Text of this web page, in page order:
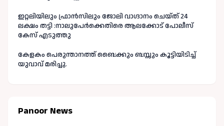
ഇറ്റലിയിലും ഫ്രാൻസിലും ജോലി വാഗ്ദാനം ചെയ്ത് 24
ലക്ഷം തട്ടി :നാലുപേർക്കെതിരെ ആലക്കോട് പോലീസ്
കേസ് എടുത്തു
കേളകം പെരുന്താനത്ത് ബൈക്കും ബസ്സും കൂട്ടിയിടിച്ച്
യുവാവ് മരിച്ചു.
Panoor News